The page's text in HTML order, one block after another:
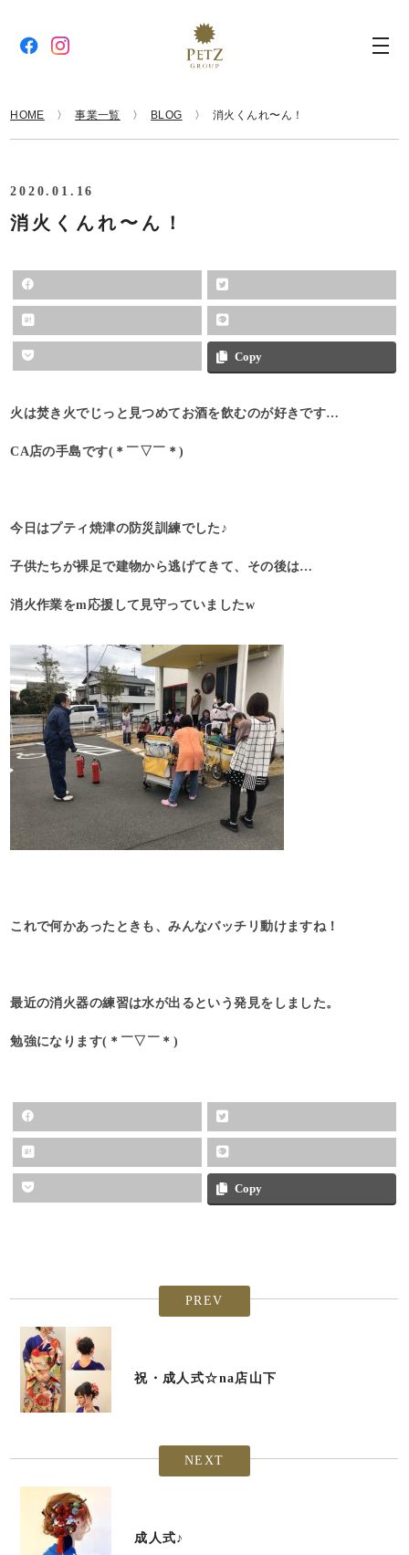
HOME 事業一覧 BLOG 消火くんれ〜ん！
2020.01.16
消火くんれ〜ん！
Copy
火は焚き火でじっと見つめてお酒を飲むのが好きです…
CA店の手島です(＊￣▽￣＊)
今日はプティ焼津の防災訓練でした♪
子供たちが裸足で建物から逃げてきて、その後は…
消火作業をm応援して見守っていましたw
これで何かあったときも、みんなバッチリ動けますね！
最近の消火器の練習は水が出るという発見をしました。
勉強になります(＊￣▽￣＊)
Copy
PREV
祝・成人式☆na店山下
NEXT
成人式♪